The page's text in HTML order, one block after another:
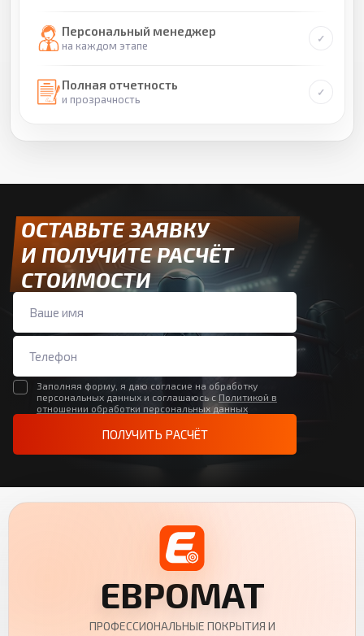
Персональный менеджер
на каждом этапе
Полная отчетность
и прозрачность
ОСТАВЬТЕ ЗАЯВКУ
И ПОЛУЧИТЕ РАСЧЁТ
СТОИМОСТИ
Заполняя форму, я даю согласие на обработку
персональных данных и соглашаюсь с Политикой в
отношении обработки персональных данных
ПОЛУЧИТЬ РАСЧЁТ
ЕВРОМАТ
ПРОФЕССИОНАЛЬНЫЕ ПОКРЫТИЯ И